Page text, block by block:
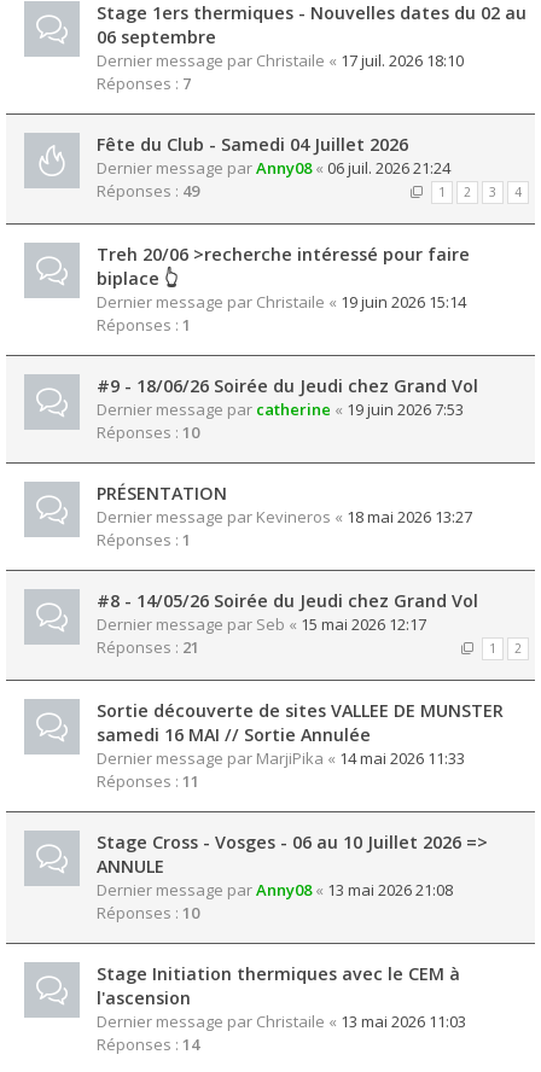
Stage 1ers thermiques - Nouvelles dates du 02 au
06 septembre
Dernier message par Christaile « 17 juil. 2026 18:10
Réponses : 7
Fête du Club - Samedi 04 Juillet 2026
Dernier message parAnny08« 06 juil. 2026 21:24
Réponses : 49 1 2 3 4
Treh 20/06 >recherche intéressé pour faire
biplace 👆
Dernier message par Christaile « 19 juin 2026 15:14
Réponses : 1
#9 - 18/06/26 Soirée du Jeudi chez Grand Vol
Dernier message par catherine « 19 juin 2026 7:53
Réponses : 10
PRÉSENTATION
Dernier message par Kevineros « 18 mai 2026 13:27
Réponses : 1
#8 - 14/05/26 Soirée du Jeudi chez Grand Vol
Dernier message par Seb « 15 mai 2026 12:17
Réponses : 21 1 2
Sortie découverte de sites VALLEE DE MUNSTER
samedi 16 MAI // Sortie Annulée
Dernier message par MarjiPika « 14 mai 2026 11:33
Réponses : 11
Stage Cross - Vosges - 06 au 10 Juillet 2026 =>
ANNULE
Dernier message parAnny08« 13 mai 2026 21:08
Réponses : 10
Stage Initiation thermiques avec le CEM à
l'ascension
Dernier message par Christaile « 13 mai 2026 11:03
Réponses : 14